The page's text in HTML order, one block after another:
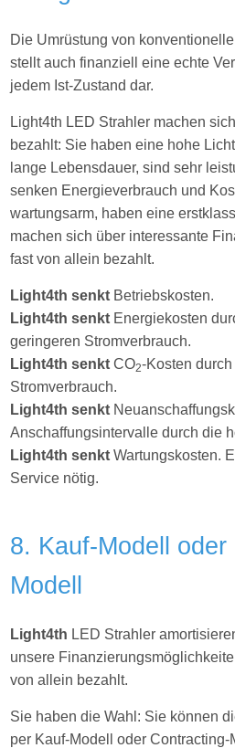
Die Umrüstung von
stellt auch finanziell eine echte
jedem Ist-Zustand dar.
Light4th LED Strahler machen
bezahlt: Sie haben eine hohe
lange Lebensdauer, sind sehr
senken Energieverbrauch und
wartungsarm, haben eine
machen sich über interessante
fast von allein bezahlt.
Light4th senkt Betriebskosten.
Light4th senkt Energiekosten
geringeren Stromverbrauch.
Light4th senkt CO2-Kosten
Stromverbrauch.
Light4th senkt
Anschaffungsintervalle durch die
Light4th senkt Wartungskosten.
Service nötig.
8. Kauf-Modell
Modell
Light4th LED Strahler
unsere
von allein bezahlt.
Sie haben die Wahl: Sie können
per Kauf-Modell oder